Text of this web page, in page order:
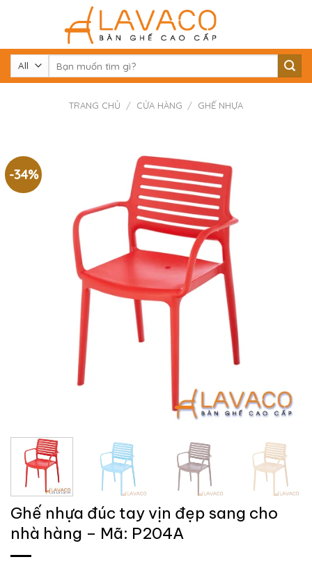
kiếm:
TRANG CHỦ / CỬA HÀNG / GHẾ NHỰA
-34%
Ghế nhựa đúc tay vịn đẹp sang cho
nhà hàng – Mã: P204A